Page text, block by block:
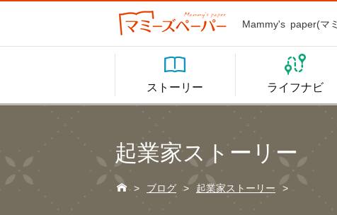
Mammy's paper(マ

ストーリー

ライフナビ
起業家ストーリー
 > ブログ > 起業家ストーリー >